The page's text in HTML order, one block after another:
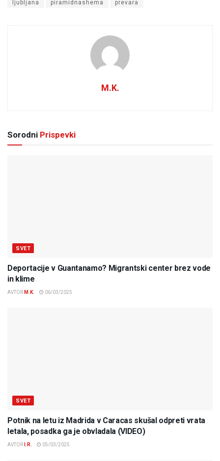
ljubljana piramidnashema prevara
M.K.
Sorodni Prispevki
SVET
Deportacije v Guantanamo? Migrantski center brez vode
in klime
AVTOR M.K. 06/03/2025
SVET
Potnik na letu iz Madrida v Caracas skušal odpreti vrata
letala, posadka ga je obvladala (VIDEO)
AVTOR I.R. 05/03/2025